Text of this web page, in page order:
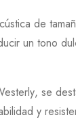
de
un tono
, se
y